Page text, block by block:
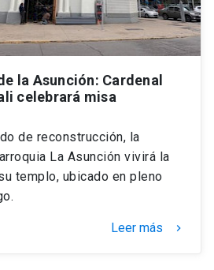
la Asunción: Cardenal
celebrará misa
de reconstrucción, la
La Asunción vivirá la
templo, ubicado en pleno
Leer más keyboard_arrow_right